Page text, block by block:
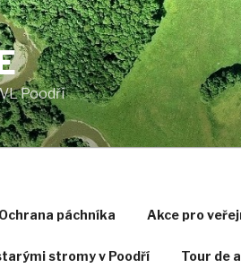
Poodří
Ochrana páchníka Akce pro
stromy v Poodří Tour de